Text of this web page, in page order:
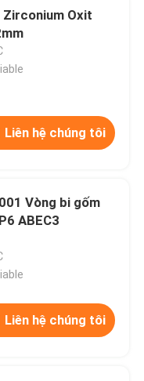
Zirconium Oxit
Liên hệ chúng tôi
Vòng bi gốm
ABEC3
Liên hệ chúng tôi